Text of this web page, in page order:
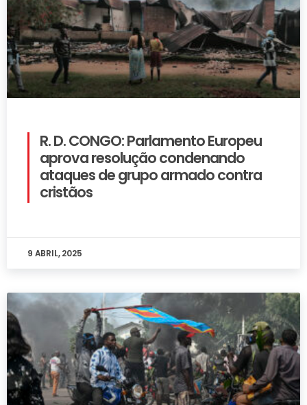
R. D. CONGO: Parlamento Europeu
aprova resolução condenando
ataques de grupo armado contra
cristãos
9 ABRIL, 2025